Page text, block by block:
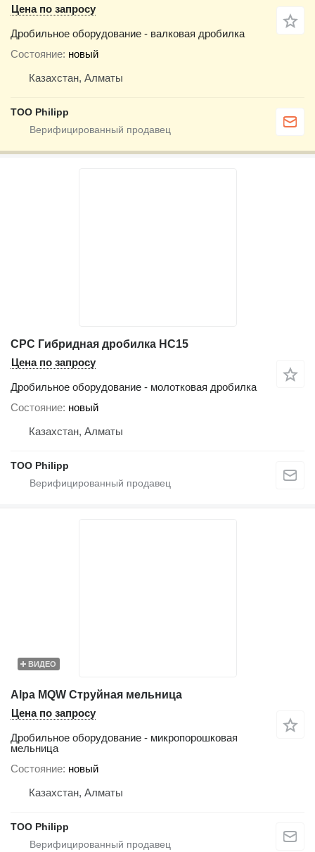
Цена по запросу
Дробильное оборудование - валковая дробилка
Состояние новый
Казахстан, Алматы
ТОО Philipp
CPC Гибридная дробилка HC15
Цена по запросу
Дробильное оборудование - молотковая дробилка
Состояние новый
Казахстан, Алматы
ТОО Philipp
ВИДЕО
Alpa MQW Струйная мельница
Цена по запросу
Дробильное оборудование - микропорошковая
мельница
Состояние новый
Казахстан, Алматы
ТОО Philipp